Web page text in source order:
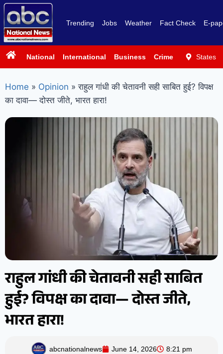
Trending Jobs Weather Fact Check E-
National International Business Crime PoliticsStates
Home » Opinion » राहुल गांधी की चेतावनी सही साबित हुई? विपक्ष
का दावा— दोस्त जीते, भारत हारा!
राहुल गांधी की चेतावनी सही साबित
हुई? विपक्ष का दावा— दोस्त जीते,
भारत हारा!
abcnationalnews June 14, 2026 8:21 pm